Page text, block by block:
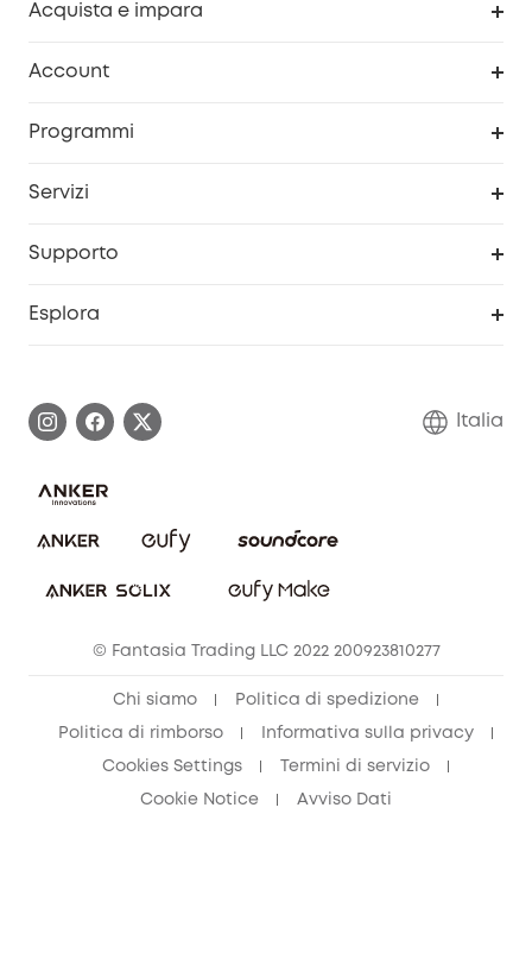
Acquista e impara
Account
Programmi
Servizi
Supporto
Annulla ordine
Esplora
Contattaci
Italia
© Fantasia Trading LLC 2022 200923810277
Chi siamo Politica di spedizione
Politica di rimborso Informativa sulla privacy
Cookies Settings Termini di servizio
Cookie Notice Avviso Dati